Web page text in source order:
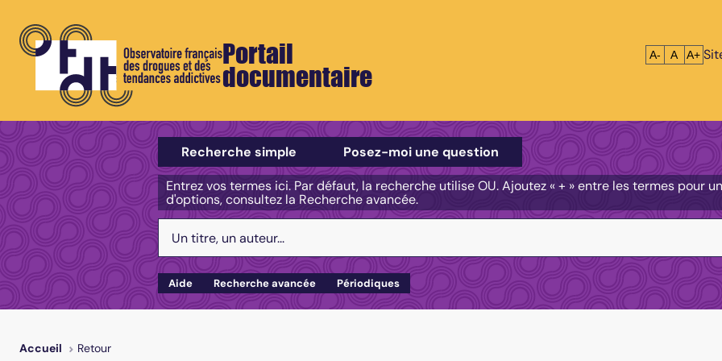
Portail
documentaire
Réduire le
A- A A+
Sélectionner un type de recherche
Recherche simple
Posez-moi une question
Entrez vos termes ici. Par défaut, la recherche utilise OU. Ajoutez « + » entre les termes pour
d'options, consultez la Recherche avancée.
Aide Recherche avancée Périodiques
Accueil Retour